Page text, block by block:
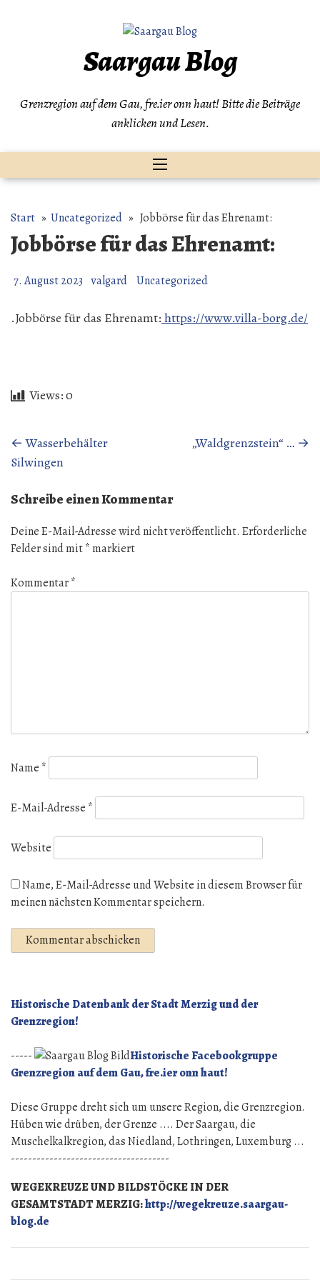
Saargau Blog
Grenzregion auf dem Gau, fre.ier onn haut! Bitte die Beiträge
anklicken und Lesen.
Start » Uncategorized » Jobbörse für das Ehrenamt:
Jobbörse für das Ehrenamt:
7. August 2023 valgard Uncategorized
.Jobbörse für das Ehrenamt: https://www.villa-borg.de/
Views:0
Beitragsnavigation
← Wasserbehälter
Silwingen
„Waldgrenzstein“ … →
Schreibe einen Kommentar
Deine E-Mail-Adresse wird nicht veröffentlicht. Erforderliche
Felder sind mit* markiert
Kommentar*
Name *
E-Mail-Adresse *
Website
Name, E-Mail-Adresse und Website in diesem Browser für
meinen nächsten Kommentar speichern.
Historische Datenbank der Stadt Merzig und der
Grenzregion!
-----
Historische Facebookgruppe
Grenzregion auf dem Gau, fre.ier onn haut!
Diese Gruppe dreht sich um unsere Region, die Grenzregion.
Hüben wie drüben, der Grenze .... Der Saargau, die
Muschelkalkregion, das Niedland, Lothringen, Luxemburg ...
-------------------------------------
WEGEKREUZE UND BILDSTÖCKE IN DER
GESAMTSTADT MERZIG:http://wegekreuze.saargau-
blog.de